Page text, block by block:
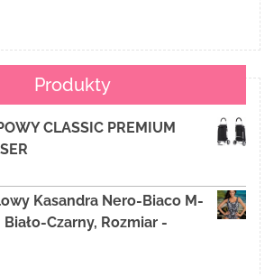
Produkty
CLASSIC PREMIUM
Kasandra Nero-Biaco M-
Czarny, Rozmiar -